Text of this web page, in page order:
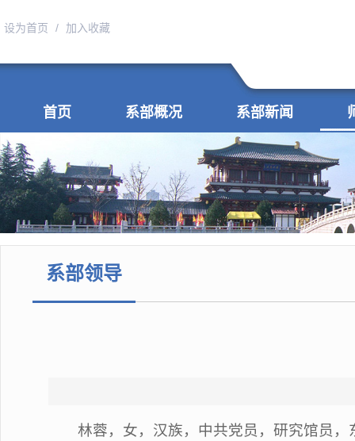
设为首页 / 加入收藏
首页 系部概况 系部新闻
系部领导
林蓉，女，汉族，中共党员，研究馆员